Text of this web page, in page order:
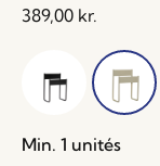
389,00 kr.
Min. 1 unités